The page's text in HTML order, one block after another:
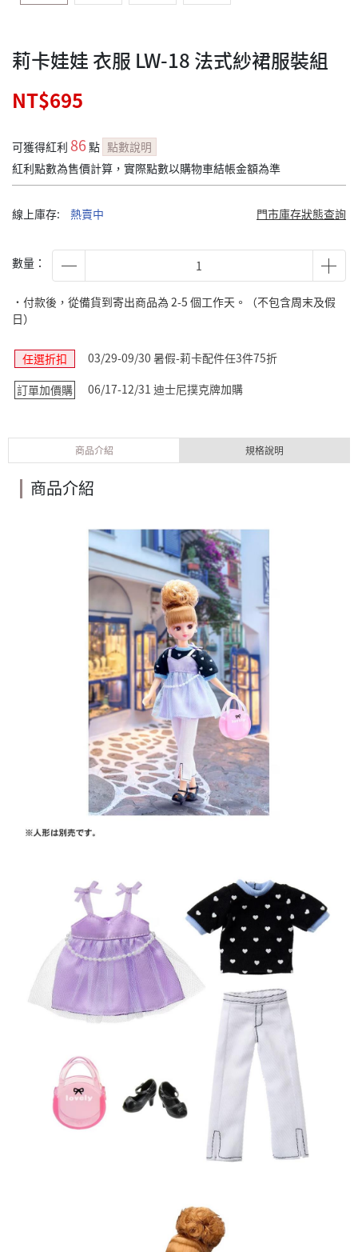
莉卡娃娃 衣服 LW-18 法式紗裙服裝組
NT$695
可獲得紅利 86點 點數說明
紅利點數為售價計算，實際點數以購物車結帳金額為準
線上庫存: 熱賣中 門市庫存狀態查詢
數量：
˙付款後，從備貨到寄出商品為 2-5 個工作天。（不包含周末及假
日）
任選折扣
03/29-09/30 暑假-莉卡配件任3件75折
訂單加價購
06/17-12/31 迪士尼撲克牌加購
商品介紹 規格說明
商品介紹